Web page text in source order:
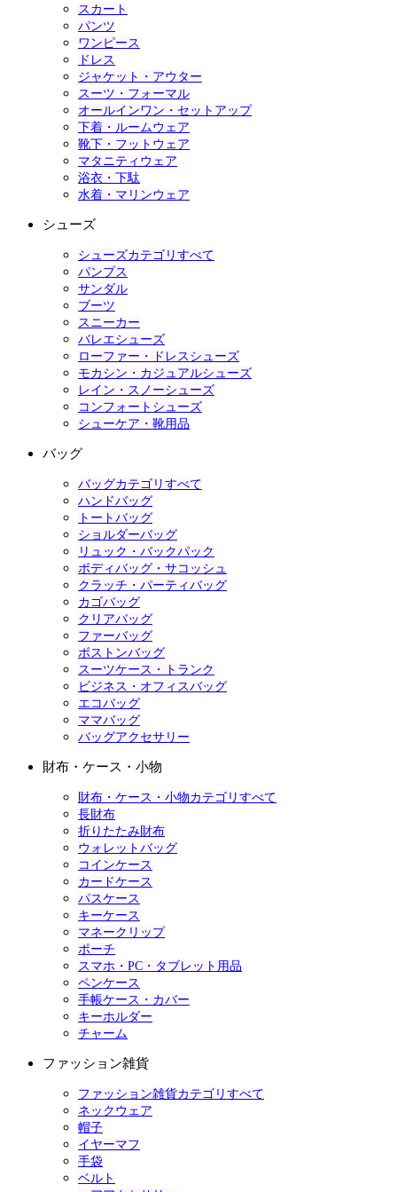
スカート
パンツ
ワンピース
ドレス
ジャケット・アウター
スーツ・フォーマル
オールインワン・セットアップ
下着・ルームウェア
靴下・フットウェア
マタニティウェア
浴衣・下駄
水着・マリンウェア
シューズ
シューズカテゴリすべて
パンプス
サンダル
ブーツ
スニーカー
バレエシューズ
ローファー・ドレスシューズ
モカシン・カジュアルシューズ
レイン・スノーシューズ
コンフォートシューズ
シューケア・靴用品
バッグ
バッグカテゴリすべて
ハンドバッグ
トートバッグ
ショルダーバッグ
リュック・バックパック
ボディバッグ・サコッシュ
クラッチ・パーティバッグ
カゴバッグ
クリアバッグ
ファーバッグ
ボストンバッグ
スーツケース・トランク
ビジネス・オフィスバッグ
エコバッグ
ママバッグ
バッグアクセサリー
財布・ケース・小物
財布・ケース・小物カテゴリすべて
長財布
折りたたみ財布
ウォレットバッグ
コインケース
カードケース
パスケース
キーケース
マネークリップ
ポーチ
スマホ・PC・タブレット用品
ペンケース
手帳ケース・カバー
キーホルダー
チャーム
ファッション雑貨
ファッション雑貨カテゴリすべて
ネックウェア
帽子
イヤーマフ
手袋
ベルト